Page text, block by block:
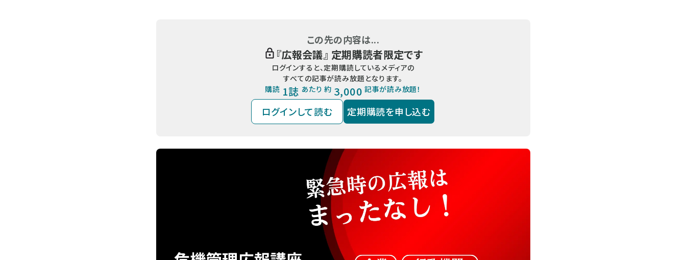
この先の内容は...
『広報会議』 定期購読者限定です
ログインすると、定期購読しているメディアの
すべての記事が読み放題となります。
購読 1誌 あたり 約 3,000 記事が読み放題！
ログインして読む 定期購読を申し込む